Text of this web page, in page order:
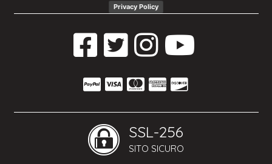
Privacy Policy
SSL-256
SITO SICURO